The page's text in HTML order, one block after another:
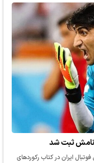
نامش ثبت شد
ایران در کتاب رکورد‌های